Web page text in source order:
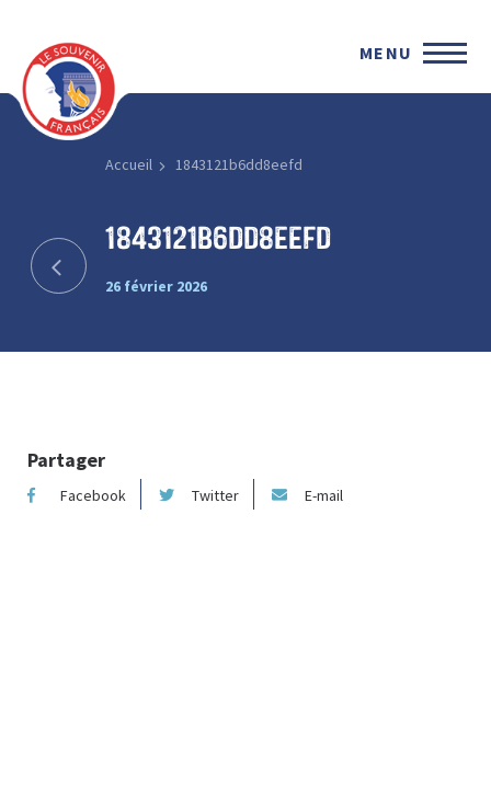
MENU
Accueil 1843121b6dd8eefd
1843121b6dd8eefd
26 février 2026
Partager
Facebook Twitter E-mail